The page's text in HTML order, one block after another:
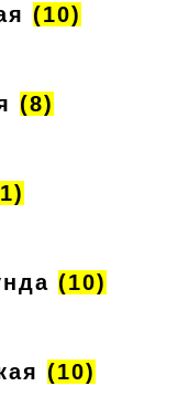
(10)
(8)
(10)
(10)